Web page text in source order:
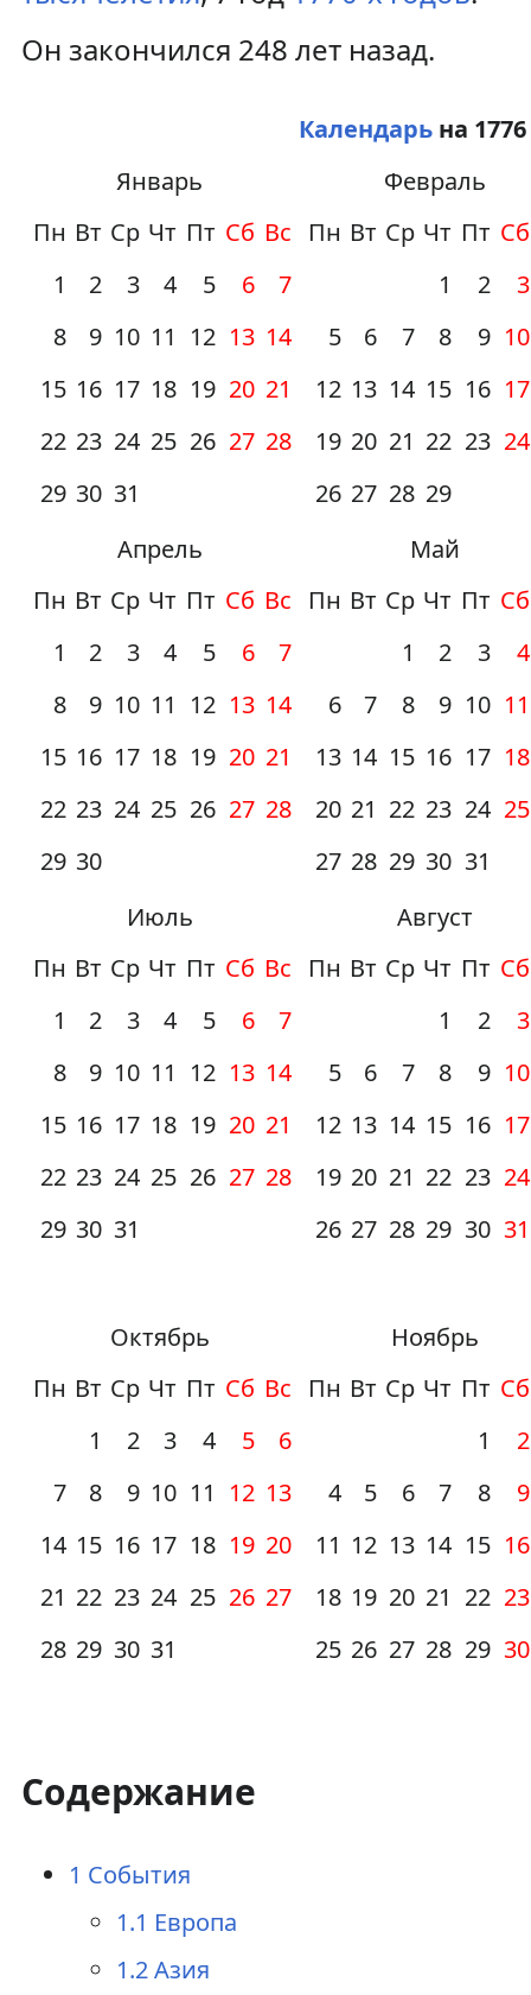
Он закончился 248 лет назад.
Календарьна 1776
Январь
Пн Вт Ср Чт Пт Сб Вс
1
2 3 4 5 6
7
8
9 10 11 12 13 14
15 16 17 18 19 20 21
22 23 24 25 26 27 28
29 30 31
Февраль
Пн Вт Ср Чт Пт Сб
1
2
3
5
6 7 8 9 10
12 13 14 15 16 17
19 20 21 22 23 24
26 27 28 29
Апрель
Пн Вт Ср Чт Пт Сб Вс
1
2 3 4 5 6
7
8
9 10 11 12 13 14
15 16 17 18 19 20 21
22 23 24 25 26 27 28
29 30
Май
Пн Вт Ср Чт Пт Сб
1
2 3
4
6
7 8 9 10 11
13 14 15 16 17 18
20 21 22 23 24 25
27 28 29 30 31
Июль
Пн Вт Ср Чт Пт Сб Вс
1
2 3 4 5 6
7
8
9 10 11 12 13 14
15 16 17 18 19 20 21
22 23 24 25 26 27 28
29 30 31
Август
Пн Вт Ср Чт Пт Сб
1
2
3
5
6 7 8 9 10
12 13 14 15 16 17
19 20 21 22 23 24
26 27 28 29 30 31
Октябрь
Пн Вт Ср Чт Пт Сб Вс
1
2 3 4 5
6
7
8 9 10 11 12 13
14 15 16 17 18 19 20
21 22 23 24 25 26 27
28 29 30 31
Ноябрь
Пн Вт Ср Чт Пт Сб
1
2
4
5 6 7 8
9
11 12 13 14 15 16
18 19 20 21 22 23
25 26 27 28 29 30
Содержание
1 События
1.1 Европа
1.2Азия